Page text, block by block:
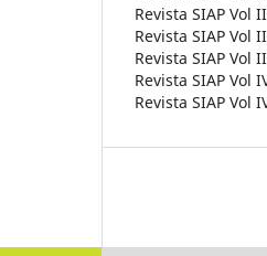
Revista SIAP Vol
Revista SIAP Vol
Revista SIAP Vol
Revista SIAP Vol
Revista SIAP Vol